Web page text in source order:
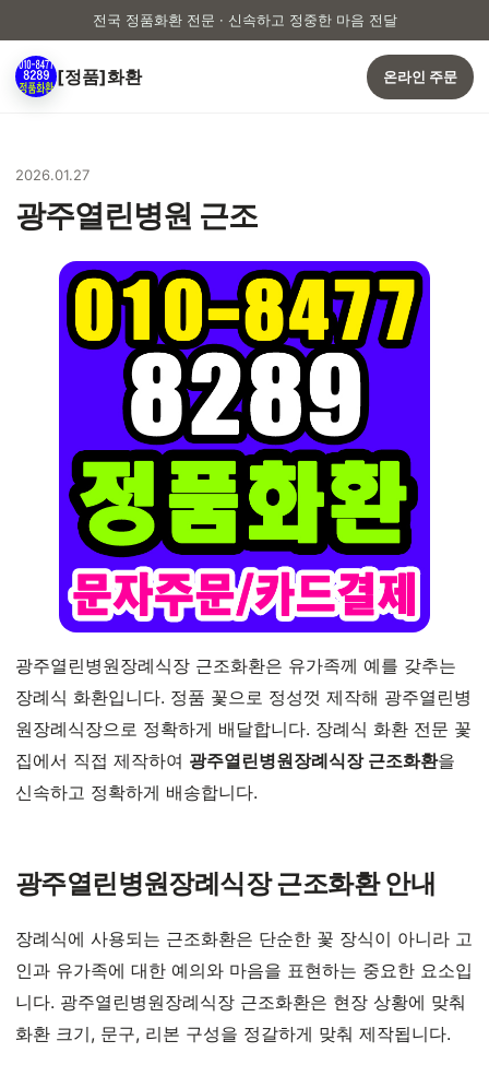
전국 정품화환 전문 · 신속하고 정중한 마음 전달
[정품]화환 온라인 주문
2026.01.27
광주열린병원 근조
광주열린병원장례식장 근조화환은 유가족께 예를 갖추는
장례식 화환입니다. 정품 꽃으로 정성껏 제작해 광주열린병
원장례식장으로 정확하게 배달합니다. 장례식 화환 전문 꽃
집에서 직접 제작하여 광주열린병원장례식장 근조화환을
신속하고 정확하게 배송합니다.
광주열린병원장례식장 근조화환 안내
장례식에 사용되는 근조화환은 단순한 꽃 장식이 아니라 고
인과 유가족에 대한 예의와 마음을 표현하는 중요한 요소입
니다. 광주열린병원장례식장 근조화환은 현장 상황에 맞춰
화환 크기, 문구, 리본 구성을 정갈하게 맞춰 제작됩니다.